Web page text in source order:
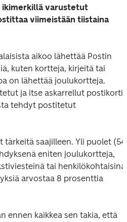
ikimerkillä varustetut
viimeistään tiistaina
aikoo lähettää Postin
kuten kortteja, kirjeitä tai
on lähettää joulukortteja.
ja itse askarrellut postikortit
tehdyt postitetut
saajilleen. Yli puolet (54
eniten joulukortteja,
tai henkilökohtaisina
arvostaa 8 prosenttia
ennen kaikkea sen takia, että